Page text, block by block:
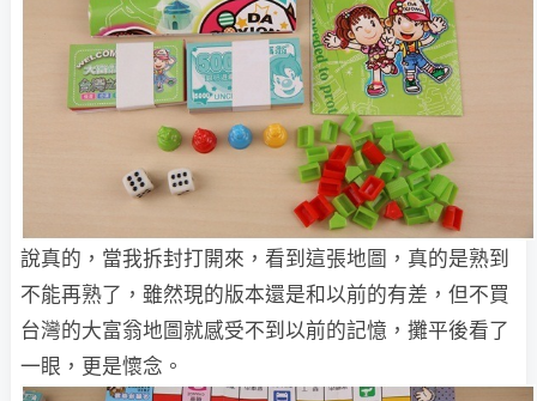
說真的，當我拆封打開來，看到這張地圖，真的是熟到
不能再熟了，雖然現的版本還是和以前的有差，但不買
台灣的大富翁地圖就感受不到以前的記憶，攤平後看了
一眼，更是懷念。